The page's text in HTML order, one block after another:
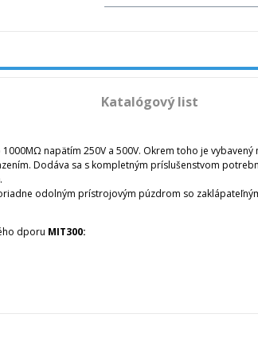
Katalógový list
napätím 250V a 500V. Okrem toho je
Dodáva sa s kompletným príslušenstvom
odolným prístrojovým púzdrom so
dporu MIT300: